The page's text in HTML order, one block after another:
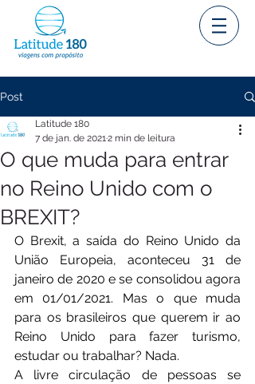
Post
O que muda para entrar
no Reino Unido com o
BREXIT?
Latitude 180
7 de jan. de 20212 min de leitura
O Brexit, a saída do Reino Unido da
União Europeia, aconteceu 31 de
janeiro de 2020 e se consolidou agora
em 01/01/2021. Mas o que muda
para os brasileiros que querem ir ao
Reino Unido para fazer turismo,
estudar ou trabalhar? Nada.
A livre circulação de pessoas se